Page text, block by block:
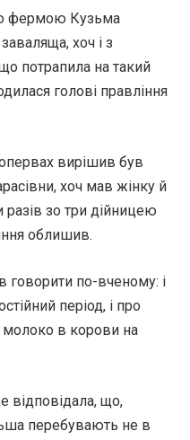
фермою Кузьма
хоч і з
потрапила на такий
голові правління
вирішив був
хоч мав жінку й
зо три дійницею
облишив.
по-вченому: і
період, і про
молоко в корови на
відповідала, що,
перебувають не в